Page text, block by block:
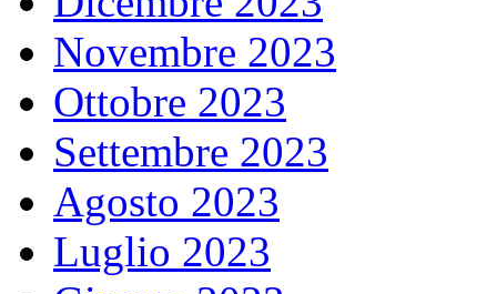
Novembre 2023
Ottobre 2023
Settembre 2023
Agosto 2023
Luglio 2023